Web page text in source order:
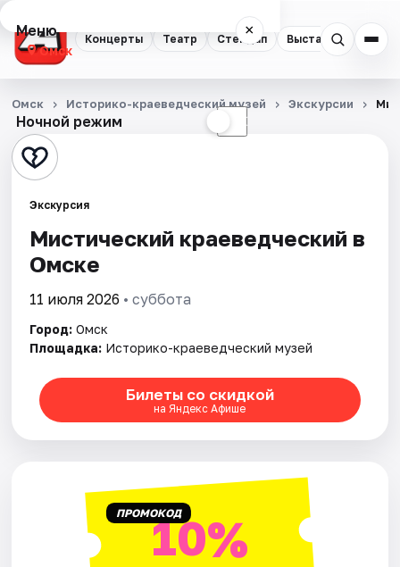
Концерты Театр Стендап Выставки
Меню ×
Омск
Концерты
Театр
Стендап
Квесты
Экскурсии
Спорт
События
Города
Ночной режим ☾
Омск Историко-краеведческий музей Экскурсии
Экскурсия
Мистический краеведческий в
Омске
11 июля 2026 • суббота
Город: Омск
Площадка: Историко-краеведческий музей
Билеты со скидкой
на Яндекс Афише
ПРОМОКОД10%